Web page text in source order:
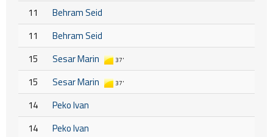
11
Behram Seid
11
Behram Seid
15
Sesar Marin 37'
15 Sesar Marin 37'
14
Peko Ivan
14
Peko Ivan